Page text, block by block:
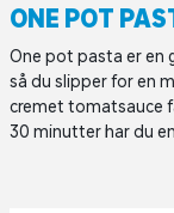
ONE POT
One pot pasta er en
så du slipper for en
cremet tomatsauce
30 minutter har du